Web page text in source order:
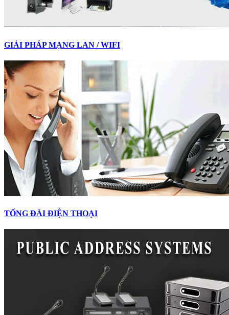
GIẢI PHÁP MẠNG LAN / WIFI
TỔNG ĐÀI ĐIỆN THOẠI